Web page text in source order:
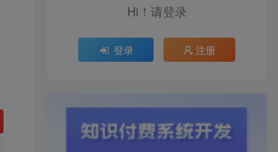
Hi！请登录
登录 注册